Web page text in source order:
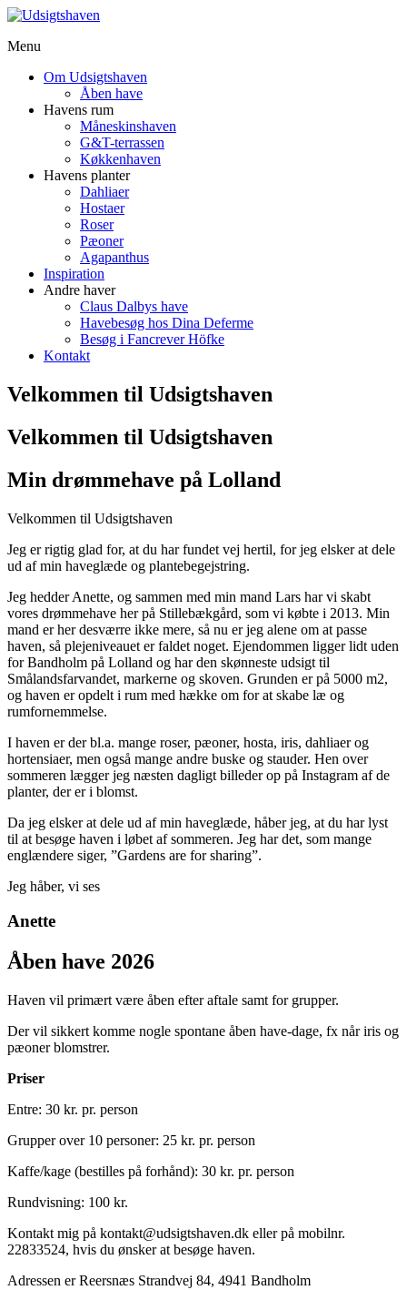
Menu
Om Udsigtshaven
Åben have
Havens rum
Måneskinshaven
G&T-terrassen
Køkkenhaven
Havens planter
Dahliaer
Hostaer
Roser
Pæoner
Agapanthus
Inspiration
Andre haver
Claus Dalbys have
Havebesøg hos Dina Deferme
Besøg i Fancrever Höfke
Kontakt
Velkommen til Udsigtshaven
Velkommen til Udsigtshaven
Min drømmehave på Lolland
Velkommen til Udsigtshaven
Jeg er rigtig glad for, at du har fundet vej hertil, for jeg elsker at dele
ud af min haveglæde og plantebegejstring.
Jeg hedder Anette, og sammen med min mand Lars har vi skabt
vores drømmehave her på Stillebækgård, som vi købte i 2013. Min
mand er her desværre ikke mere, så nu er jeg alene om at passe
haven, så plejeniveauet er faldet noget. Ejendommen ligger lidt uden
for Bandholm på Lolland og har den skønneste udsigt til
Smålandsfarvandet, markerne og skoven. Grunden er på 5000 m2,
og haven er opdelt i rum med hække om for at skabe læ og
rumfornemmelse.
I haven er der bl.a. mange roser, pæoner, hosta, iris, dahliaer og
hortensiaer, men også mange andre buske og stauder. Hen over
sommeren lægger jeg næsten dagligt billeder op på Instagram af de
planter, der er i blomst.
Da jeg elsker at dele ud af min haveglæde, håber jeg, at du har lyst
til at besøge haven i løbet af sommeren. Jeg har det, som mange
englændere siger, ”Gardens are for sharing”.
Jeg håber, vi ses
Anette
Åben have 2026
Haven vil primært være åben efter aftale samt for grupper.
Der vil sikkert komme nogle spontane åben have-dage, fx når iris og
pæoner blomstrer.
Priser
Entre: 30 kr. pr. person
Grupper over 10 personer: 25 kr. pr. person
Kaffe/kage (bestilles på forhånd): 30 kr. pr. person
Rundvisning: 100 kr.
Kontakt mig på kontakt@udsigtshaven.dk eller på mobilnr.
22833524, hvis du ønsker at besøge haven.
Adressen er Reersnæs Strandvej 84, 4941 Bandholm